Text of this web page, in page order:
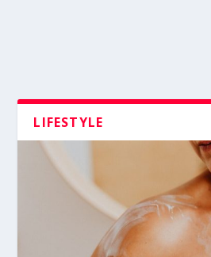
LIFESTYLE